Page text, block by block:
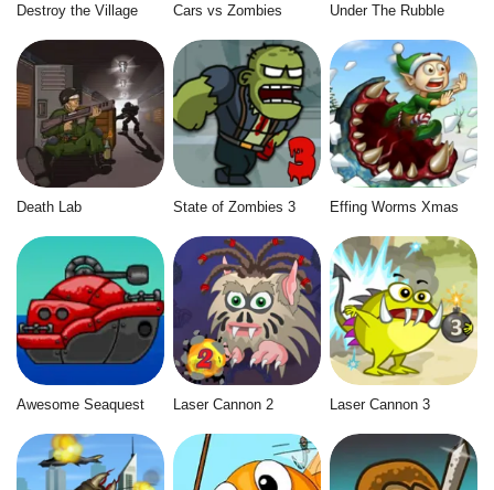
Destroy the Village Cars vs Zombies Under The Rubble
Death Lab State of Zombies 3 Effing Worms Xmas
Awesome Seaquest Laser Cannon 2 Laser Cannon 3